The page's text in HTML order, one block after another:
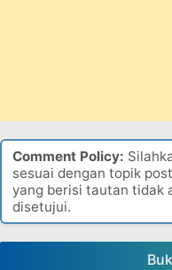
Comment Policy:
sesuai dengan topik
yang berisi tautan tidak
disetujui.